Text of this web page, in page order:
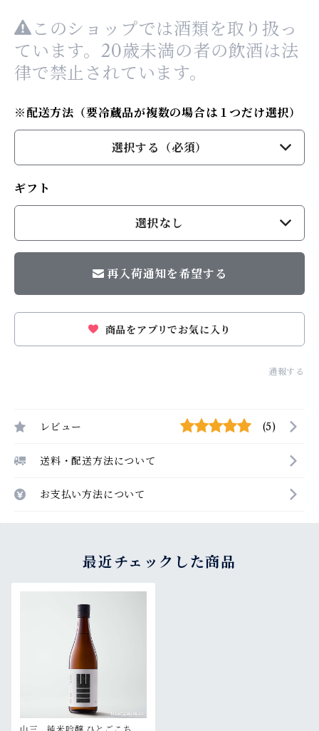
このショップでは酒類を取り扱っ
ています。20歳未満の者の飲酒は法
律で禁止されています。
※配送方法（要冷蔵品が複数の場合は１つだけ選択）
選択する（必須）
ギフト
選択なし
再入荷通知を希望する
商品をアプリでお気に入り
通報する
レビュー (5)
送料・配送方法について
お支払い方法について
最近チェックした商品